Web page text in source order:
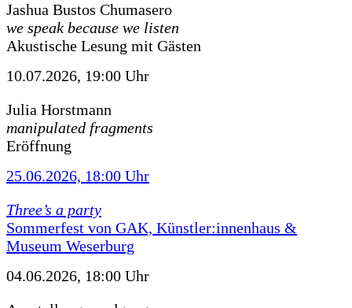
Jashua Bustos Chumasero
we speak because we listen
Akustische Lesung mit Gästen
10.07.2026, 19:00 Uhr
Julia Horstmann
manipulated fragments
Eröffnung
25.06.2026, 18:00 Uhr
Three’s a party
Sommerfest von GAK, Künstler:innenhaus &
Museum Weserburg
04.06.2026, 18:00 Uhr